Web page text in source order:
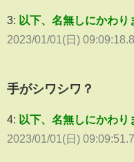
3: 以下、名無しにかわ
2023/01/01(日)
手がシワシワ？
4: 以下、名無しにかわ
2023/01/01(日)